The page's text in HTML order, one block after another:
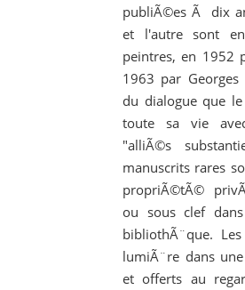
publiÃ©es Ã dix
et l'autre sont
peintres, en 1952
1963 par
du dialogue que
toute sa vie
"alliÃ©s
manuscrits rares
propriÃ©tÃ©
ou sous clef
bibliothÃ¨que.
lumiÃ¨re dans
et offerts au